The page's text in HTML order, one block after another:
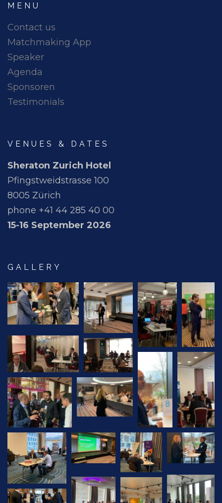
MENU
Contact us
Matchmaking App
Speaker
Agenda
Sponsoren
Testimonials
VENUES & DATES
Sheraton Zurich Hotel
Pfingstweidstrasse 100
8005 Zürich
phone +41 44 285 40 00
15-16 September 2026
GALLERY